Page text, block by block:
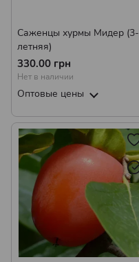
Саженцы хурмы Мидер (3-
летняя)
330.00 грн
Нет в наличии
Оптовые цены